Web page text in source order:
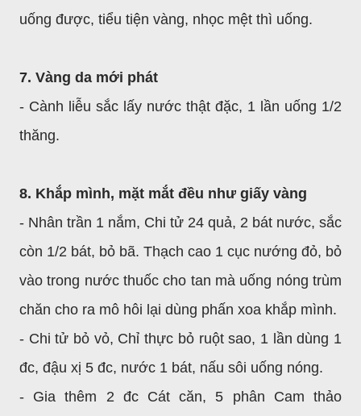
uống được, tiểu tiện vàng, nhọc mệt thì uống.
7. Vàng da mới phát
- Cành liễu sắc lấy nước thật đặc, 1 lần uống 1/2
thăng.
8. Khắp mình, mặt mắt đều như giấy vàng
- Nhân trần 1 nắm, Chi tử 24 quả, 2 bát nước, sắc
còn 1/2 bát, bỏ bã. Thạch cao 1 cục nướng đỏ, bỏ
vào trong nước thuốc cho tan mà uống nóng trùm
chăn cho ra mô hôi lại dùng phấn xoa khắp mình.
- Chi tử bỏ vỏ, Chỉ thực bỏ ruột sao, 1 lần dùng 1
đc, đậu xị 5 đc, nước 1 bát, nấu sôi uống nóng.
- Gia thêm 2 đc Cát căn, 5 phân Cam thảo